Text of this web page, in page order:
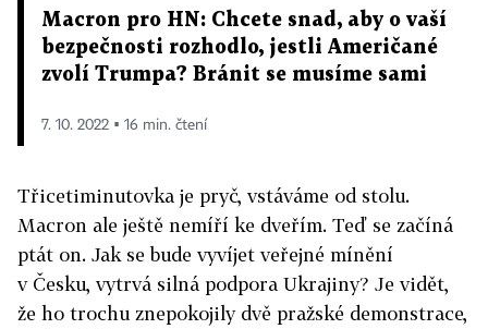
Macron pro HN: Chcete snad, aby o vaší
bezpečnosti rozhodlo, jestli Američané
zvolí Trumpa? Bránit se musíme sami
7. 10. 2022 ▪ 16 min. čtení
Třicetiminutovka je pryč, vstáváme od stolu.
Macron ale ještě nemíří ke dveřím. Teď se začíná
ptát on. Jak se bude vyvíjet veřejné mínění
v Česku, vytrvá silná podpora Ukrajiny? Je vidět,
že ho trochu znepokojily dvě pražské demonstrace,